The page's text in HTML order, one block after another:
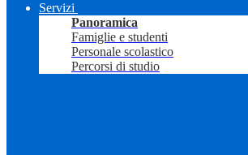
Servizi
Panoramica
Famiglie e studenti
Personale scolastico
Percorsi di studio